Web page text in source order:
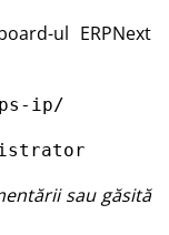
ul ERPNext
ip/
sau găsită